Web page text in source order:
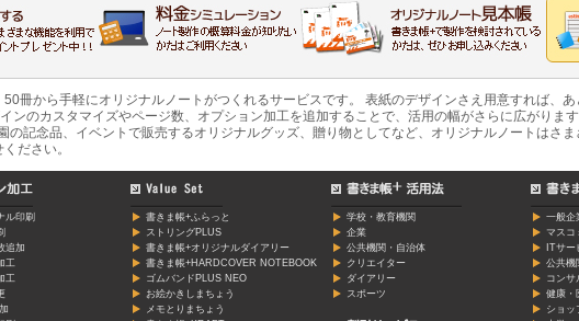
50冊から手軽にオリジナルノートがつくれるサービスです。 表紙のデザインさえ用意すれば、
ンのカスタマイズやページ数、オプション加工を追加することで、活用の幅がさらに広がりま
の記念品、イベントで販売するオリジナルグッズ、贈り物としてなど、オリジナルノートはさ
ださい。
ル印刷
追加
工
工
書きま帳+ふらっと
ストリングPLUS
書きま帳+オリジナルダイアリー
書きま帳+HARDCOVER NOTEBOOK
ゴムバンドPLUS NEO
お絵かきしまちょう
メモとりまちょう
学校・教育機関
企業
公共機関・自治体
クリエイター
ダイアリー
スポーツ
一般企
マスコ
ITサ
公共機
コンサ
健康・
ショッ